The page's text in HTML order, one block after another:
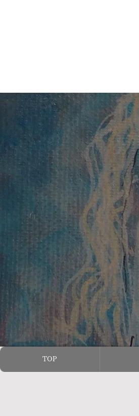
TOP